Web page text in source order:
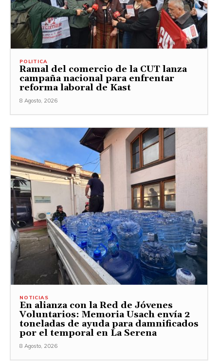
POLITICA
Ramal del comercio de la CUT lanza
campaña nacional para enfrentar
reforma laboral de Kast
8 Agosto, 2026
NOTICIAS
En alianza con la Red de Jóvenes
Voluntarios: Memoria Usach envía 2
toneladas de ayuda para damnificados
por el temporal en La Serena
8 Agosto, 2026